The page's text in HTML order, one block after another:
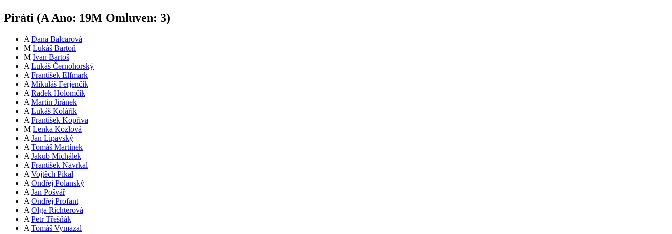
Piráti (A Ano: 19M Omluven: 3)
A Dana Balcarová
M Lukáš Bartoň
M Ivan Bartoš
A Lukáš Černohorský
A František Elfmark
A Mikuláš Ferjenčík
A Radek Holomčík
A Martin Jiránek
A Lukáš Kolářík
A František Kopřiva
M Lenka Kozlová
A Jan Lipavský
A Tomáš Martínek
A Jakub Michálek
A František Navrkal
A Vojtěch Pikal
A Ondřej Polanský
A Jan Pošvář
A Ondřej Profant
A Olga Richterová
A Petr Třešňák
A Tomáš Vymazal